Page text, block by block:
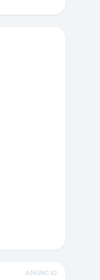
ANÚNCIO